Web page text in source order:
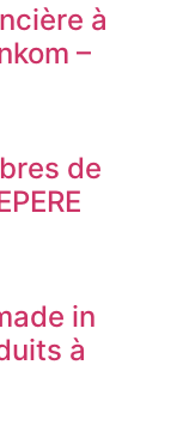
à
–
de
in
à